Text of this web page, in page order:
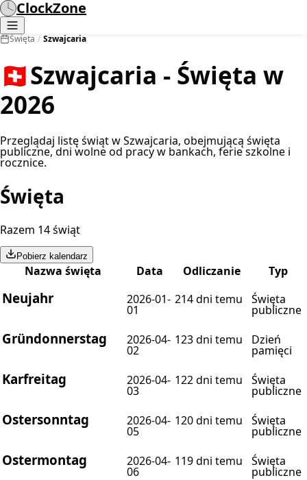
ClockZone
Święta / Szwajcaria
🇨🇭Szwajcaria - Święta w
2026
Przeglądaj listę świąt w Szwajcaria, obejmującą święta
publiczne, dni wolne od pracy w bankach, ferie szkolne i
rocznice.
Święta
Razem 14 świąt
Pobierz kalendarz
Nazwa święta Data Odliczanie Typ
Neujahr 2026-01-
01
214 dni temu Święta
publiczne
Gründonnerstag 2026-04-
02
123 dni temu Dzień
pamięci
Karfreitag 2026-04-
03
122 dni temu Święta
publiczne
Ostersonntag 2026-04-
05
120 dni temu Święta
publiczne
Ostermontag 2026-04-
06
119 dni temu Święta
publiczne